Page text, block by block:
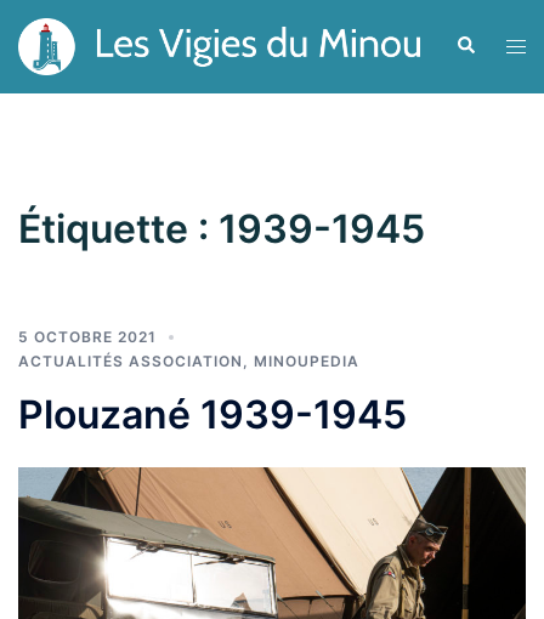
Aller
au
contenu
Étiquette : 1939-1945
5 OCTOBRE 2021
ACTUALITÉS ASSOCIATION
MINOUPEDIA
Plouzané 1939-1945